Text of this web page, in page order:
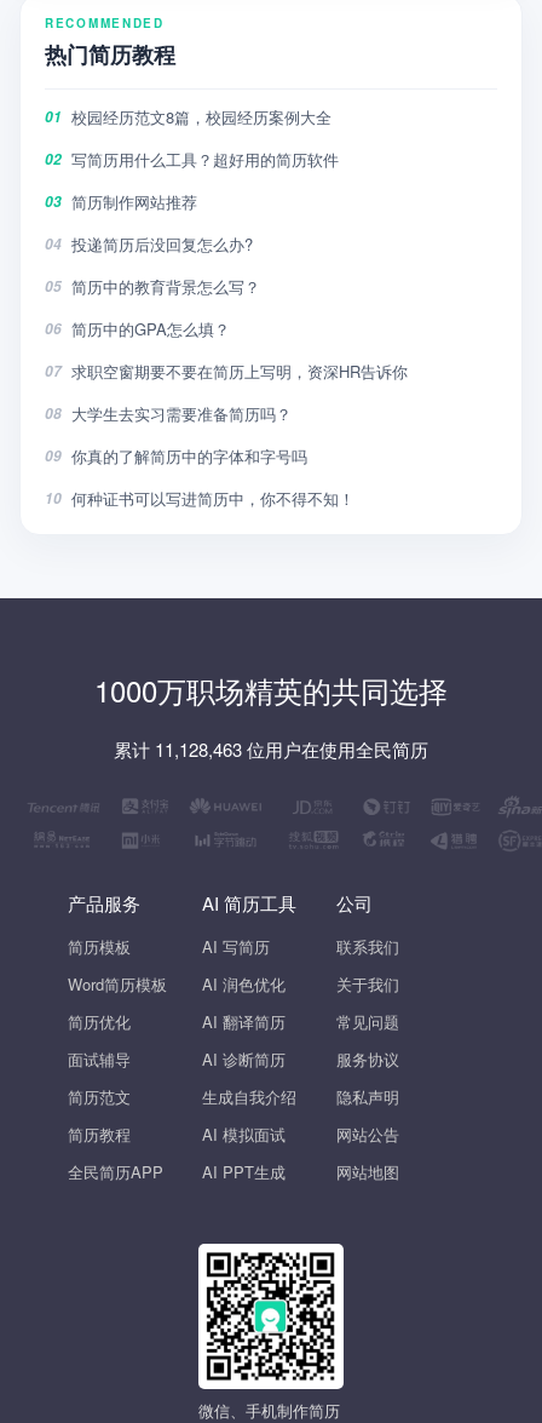
RECOMMENDED
热门简历教程
01 校园经历范文8篇，校园经历案例大全
02 写简历用什么工具？超好用的简历软件
03 简历制作网站推荐
04 投递简历后没回复怎么办?
05 简历中的教育背景怎么写？
06 简历中的GPA怎么填？
07 求职空窗期要不要在简历上写明，资深HR告诉你
08 大学生去实习需要准备简历吗？
09 你真的了解简历中的字体和字号吗
10 何种证书可以写进简历中，你不得不知！
1000万职场精英的共同选择
累计 11,128,463 位用户在使用全民简历
产品服务
简历模板
Word简历模板
简历优化
面试辅导
简历范文
简历教程
全民简历APP
AI 简历工具
AI 写简历
AI 润色优化
AI 翻译简历
AI 诊断简历
生成自我介绍
AI 模拟面试
AI PPT生成
公司
联系我们
关于我们
常见问题
服务协议
隐私声明
网站公告
网站地图
微信、手机制作简历